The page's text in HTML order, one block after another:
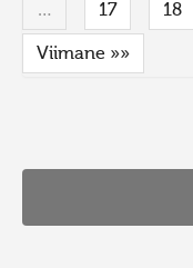
… 17 18
Viimane »»